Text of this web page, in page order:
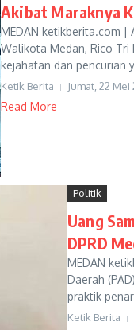
Akibat Maraknya
MEDAN ketikberita.com |
Walikota Medan, Rico Tri
kejahatan dan pencurian
Ketik Berita Jumat, 22 Mei
Read More
Politik
Uang
DPRD
MEDAN
Daerah
praktik
Ketik Berita